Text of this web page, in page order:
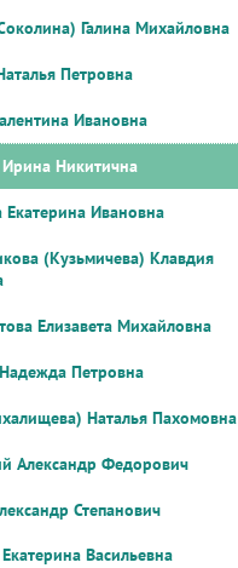
Галина Михайловна
Петровна
Ивановна
Никитична
Екатерина Ивановна
(Кузьмичева) Клавдия
Елизавета Михайловна
Петровна
Наталья Пахомовна
Александр Федорович
Степанович
Васильевна